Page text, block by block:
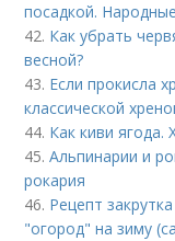
посадкой.
42. Как убрать
весной?
43. Если прокисла
классической
44. Как киви ягода.
45.Альпинарии и
рокария
46. Рецепт
"огород" на зиму